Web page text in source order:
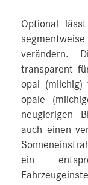
Optional
verändern.
transparent
opal (milchig)
opale
neugierigen
auch einen
ein